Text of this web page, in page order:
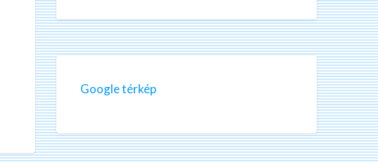
Google térkép